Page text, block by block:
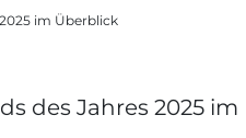
im Überblick
des Jahres 2025